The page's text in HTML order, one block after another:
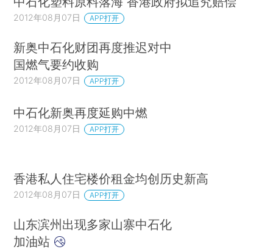
2012年08月07日 APP打开
新奥中石化财团再度推迟对中
国燃气要约收购
2012年08月07日 APP打开
中石化新奥再度延购中燃
2012年08月07日 APP打开
香港私人住宅楼价租金均创历史新高
2012年08月07日 APP打开
山东滨州出现多家山寨中石化
加油站